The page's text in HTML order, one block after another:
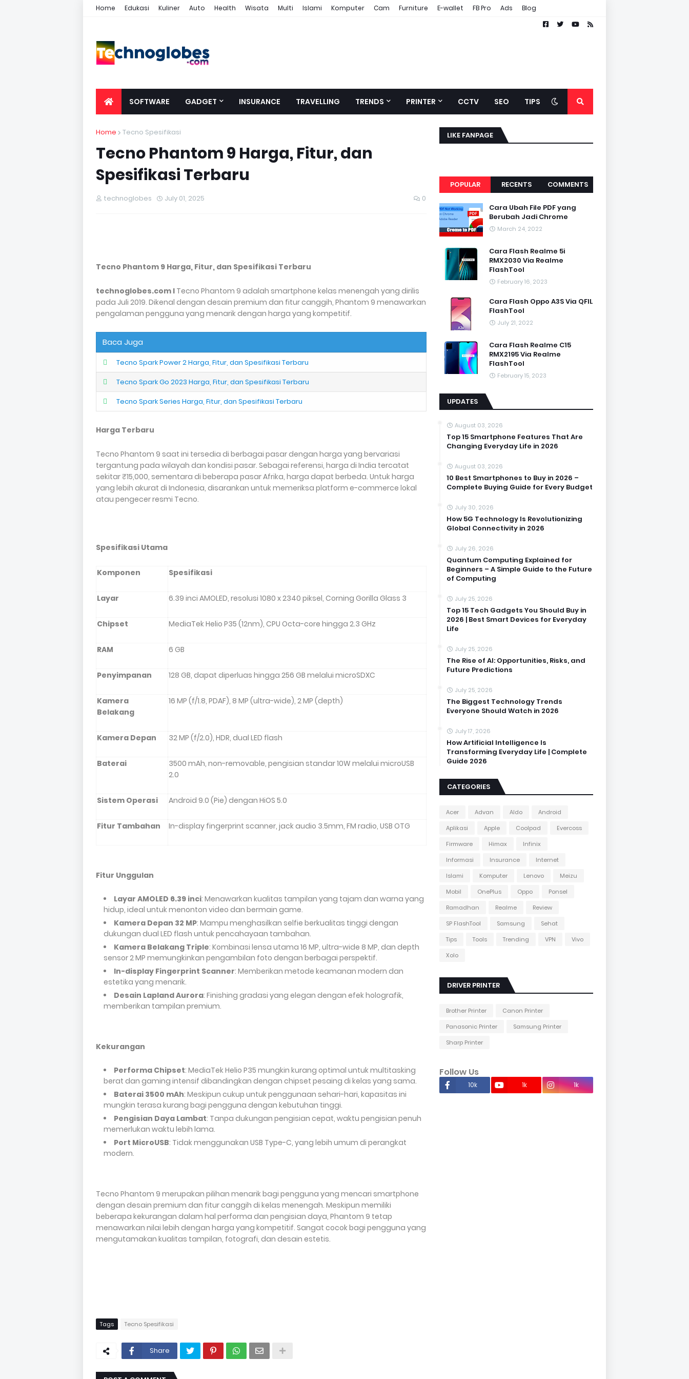
Home Edukasi Kuliner Auto Health Wisata Multi Islami Komputer Cam Furniture E-wallet FB Pro Ads Blog
SOFTWARE GADGET INSURANCE TRAVELLING TRENDS PRINTER CCTV SEO TIPS
Home Tecno Spesifikasi
Tecno Phantom 9 Harga, Fitur, dan
Spesifikasi Terbaru
technoglobes July 01, 2025 0
Tecno Phantom 9 Harga, Fitur, dan Spesifikasi Terbaru
technoglobes.com I Tecno Phantom 9 adalah smartphone kelas menengah yang dirilis
pada Juli 2019. Dikenal dengan desain premium dan fitur canggih, Phantom 9 menawarkan
pengalaman pengguna yang menarik dengan harga yang kompetitif.
Baca Juga
Tecno Spark Power 2 Harga, Fitur, dan Spesifikasi Terbaru
Tecno Spark Go 2023 Harga, Fitur, dan Spesifikasi Terbaru
Tecno Spark Series Harga, Fitur, dan Spesifikasi Terbaru
Harga Terbaru
Tecno Phantom 9 saat ini tersedia di berbagai pasar dengan harga yang bervariasi
tergantung pada wilayah dan kondisi pasar. Sebagai referensi, harga di India tercatat
sekitar ₹15,000, sementara di beberapa pasar Afrika, harga dapat berbeda. Untuk harga
yang lebih akurat di Indonesia, disarankan untuk memeriksa platform e-commerce lokal
atau pengecer resmi Tecno.
Spesifikasi Utama
Komponen Spesifikasi
Layar 6.39 inci AMOLED, resolusi 1080 x 2340 piksel, Corning Gorilla Glass 3
Chipset MediaTek Helio P35 (12nm), CPU Octa-core hingga 2.3 GHz
RAM 6 GB
Penyimpanan 128 GB, dapat diperluas hingga 256 GB melalui microSDXC
Kamera
Belakang
16 MP (f/1.8, PDAF), 8 MP (ultra-wide), 2 MP (depth)
Kamera Depan 32 MP (f/2.0), HDR, dual LED flash
Baterai
3500 mAh, non-removable, pengisian standar 10W melalui microUSB
2.0
Sistem Operasi Android 9.0 (Pie) dengan HiOS 5.0
Fitur Tambahan In-display fingerprint scanner, jack audio 3.5mm, FM radio, USB OTG
Fitur Unggulan
Layar AMOLED 6.39 inci: Menawarkan kualitas tampilan yang tajam dan warna yang
hidup, ideal untuk menonton video dan bermain game.
Kamera Depan 32 MP: Mampu menghasilkan selfie berkualitas tinggi dengan
dukungan dual LED flash untuk pencahayaan tambahan.
Kamera Belakang Triple: Kombinasi lensa utama 16 MP, ultra-wide 8 MP, dan depth
sensor 2 MP memungkinkan pengambilan foto dengan berbagai perspektif.
In-display Fingerprint Scanner: Memberikan metode keamanan modern dan
estetika yang menarik.
Desain Lapland Aurora: Finishing gradasi yang elegan dengan efek holografik,
memberikan tampilan premium.
Kekurangan
Performa Chipset: MediaTek Helio P35 mungkin kurang optimal untuk multitasking
berat dan gaming intensif dibandingkan dengan chipset pesaing di kelas yang sama.
Baterai 3500 mAh: Meskipun cukup untuk penggunaan sehari-hari, kapasitas ini
mungkin terasa kurang bagi pengguna dengan kebutuhan tinggi.
Pengisian Daya Lambat: Tanpa dukungan pengisian cepat, waktu pengisian penuh
memerlukan waktu lebih lama.
Port MicroUSB: Tidak menggunakan USB Type-C, yang lebih umum di perangkat
modern.
Tecno Phantom 9 merupakan pilihan menarik bagi pengguna yang mencari smartphone
dengan desain premium dan fitur canggih di kelas menengah. Meskipun memiliki
beberapa kekurangan dalam hal performa dan pengisian daya, Phantom 9 tetap
menawarkan nilai lebih dengan harga yang kompetitif. Sangat cocok bagi pengguna yang
mengutamakan kualitas tampilan, fotografi, dan desain estetis.
Tags Tecno Spesifikasi
Share
LIKE FANPAGE
POPULAR RECENTS COMMENTS
Cara Ubah File PDF yang
Berubah Jadi Chrome
March 24, 2022
Cara Flash Realme 5i
RMX2030 Via Realme
FlashTool
February 16, 2023
Cara Flash Oppo A3S Via QFIL
FlashTool
July 21, 2022
Cara Flash Realme C15
RMX2195 Via Realme
FlashTool
February 15, 2023
UPDATES
August 03, 2026
Top 15 Smartphone Features That Are
Changing Everyday Life in 2026
August 03, 2026
10 Best Smartphones to Buy in 2026 –
Complete Buying Guide for Every Budget
July 30, 2026
How 5G Technology Is Revolutionizing
Global Connectivity in 2026
July 26, 2026
Quantum Computing Explained for
Beginners – A Simple Guide to the Future
of Computing
July 25, 2026
Top 15 Tech Gadgets You Should Buy in
2026 | Best Smart Devices for Everyday
Life
July 25, 2026
The Rise of AI: Opportunities, Risks, and
Future Predictions
July 25, 2026
The Biggest Technology Trends
Everyone Should Watch in 2026
July 17, 2026
How Artificial Intelligence Is
Transforming Everyday Life | Complete
Guide 2026
CATEGORIES
Acer Advan Aldo
Android
Aplikasi
Apple Coolpad
Evercoss
Firmware
Himax
Infinix
Informasi
Insurance
Internet
Islami
Komputer Lenovo
Meizu
Mobil
OnePlus Oppo
Ponsel
Ramadhan
Realme
Review
SP FlashTool
Samsung
Sehat
Tips
Tools Trending VPN
Vivo
Xolo
DRIVER PRINTER
Brother Printer
Canon Printer
Panasonic Printer
Samsung Printer
Sharp Printer
Follow Us
10k 1k 1k